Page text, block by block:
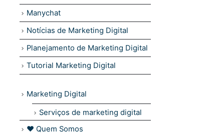
Manychat
Notícias de Marketing Digital
Planejamento de Marketing Digital
Tutorial Marketing Digital
Marketing Digital
Serviços de marketing digital
❤ Quem Somos